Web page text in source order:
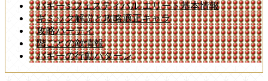
バギー's フェスティバル エリート基本情報
ギミック解説と攻略適正キャラ
攻略パーティ
階ごとの敵情報
バギーの行動パターン